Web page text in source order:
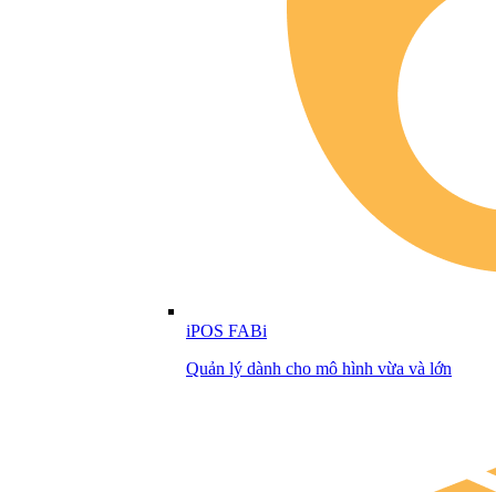
iPOS FABi
Quản lý dành cho mô hình vừa và lớn